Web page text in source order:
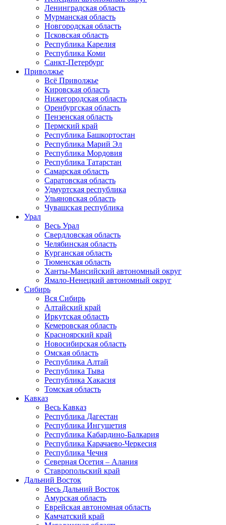
Ленинградская область
Мурманская область
Новгородская область
Псковская область
Республика Карелия
Республика Коми
Санкт-Петербург
Приволжье
Всё Приволжье
Кировская область
Нижегородская область
Оренбургская область
Пензенская область
Пермский край
Республика Башкортостан
Республика Марий Эл
Республика Мордовия
Республика Татарстан
Самарская область
Саратовская область
Удмуртская республика
Ульяновская область
Чувашская республика
Урал
Весь Урал
Свердловская область
Челябинская область
Курганская область
Тюменская область
Ханты-Мансийский автономный округ
Ямало-Ненецкий автономный округ
Сибирь
Вся Сибирь
Алтайский край
Иркутская область
Кемеровская область
Красноярский край
Новосибирская область
Омская область
Республика Алтай
Республика Тыва
Республика Хакасия
Томская область
Кавказ
Весь Кавказ
Республика Дагестан
Республика Ингушетия
Республика Кабардино-Балкария
Республика Карачаево-Черкесия
Республика Чечня
Северная Осетия – Алания
Ставропольский край
Дальний Восток
Весь Дальний Восток
Амурская область
Еврейская автономная область
Камчатский край